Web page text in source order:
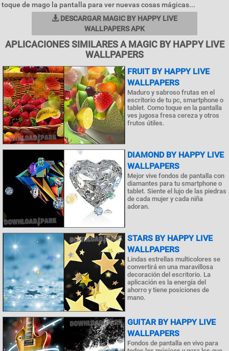
toque de mago la pantalla para ver nuevas cosas mágicas...
DESCARGAR MAGIC BY HAPPY LIVE
WALLPAPERS APK
APLICACIONES SIMILARES A MAGIC BY HAPPY LIVE
WALLPAPERS
FRUIT BY HAPPY LIVE
WALLPAPERS
Maduro y sabroso frutas en el
escritorio de tu pc, smartphone o
tablet. Como toque en la pantalla
ves jugosa fresa cereza y otros
frutos útiles.
DIAMOND BY HAPPY LIVE
WALLPAPERS
Mejor vive fondos de pantalla con
diamantes para tu smartphone o
tablet. Siente el lujo de las piedras
de cada mujer y cada niña
adoran.
STARS BY HAPPY LIVE
WALLPAPERS
Lindas estrellas multicolores se
convertirá en una maravillosa
decoración del escritorio. La
aplicación es la energía del
ahorro y tiene posiciones de
mano.
GUITAR BY HAPPY LIVE
WALLPAPERS
Fondos de pantalla en vivo para